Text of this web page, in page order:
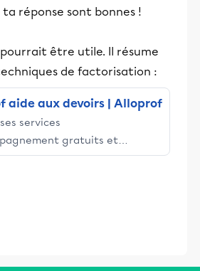
réponse sont bonnes !
être utile. Il résume
de factorisation :
aide aux devoirs | Alloprof
services
gratuits et
Alloprof engage les élèves